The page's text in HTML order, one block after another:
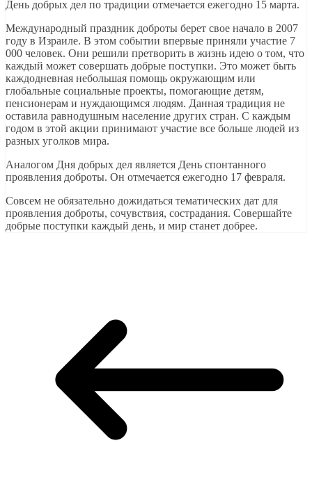
День добрых дел по традиции отмечается ежегодно 15 марта.
Международный праздник доброты берет свое начало в 2007
году в Израиле. В этом событии впервые приняли участие 7
000 человек. Они решили претворить в жизнь идею о том, что
каждый может совершать добрые поступки. Это может быть
каждодневная небольшая помощь окружающим или
глобальные социальные проекты, помогающие детям,
пенсионерам и нуждающимся людям. Данная традиция не
оставила равнодушным население других стран. С каждым
годом в этой акции принимают участие все больше людей из
разных уголков мира.
Аналогом Дня добрых дел является День спонтанного
проявления доброты. Он отмечается ежегодно 17 февраля.
Совсем не обязательно дожидаться тематических дат для
проявления доброты, сочувствия, сострадания. Совершайте
добрые поступки каждый день, и мир станет добрее.